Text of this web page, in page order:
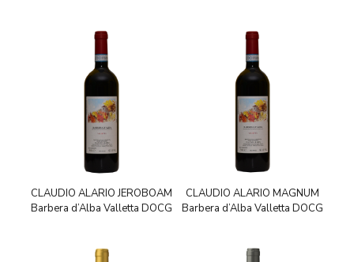
CLAUDIO ALARIO JEROBOAM
Barbera d’Alba Valletta DOCG
CLAUDIO ALARIO MAGNUM
Barbera d’Alba Valletta DOCG